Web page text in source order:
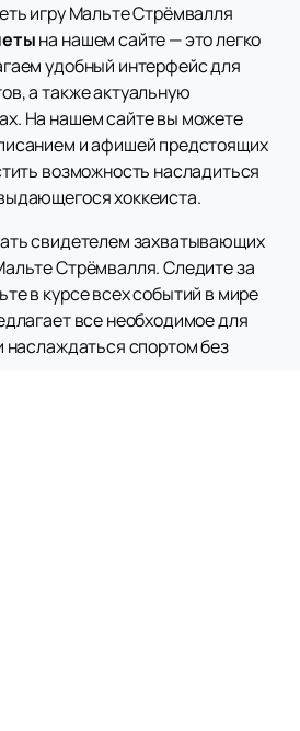
игру Мальте Стрёмвалля
на нашем сайте — это легко
удобный интерфейс для
а также актуальную
На нашем сайте вы можете
и афишей предстоящих
возможность насладиться
хоккеиста.
свидетелем захватывающих
Стрёмвалля. Следите за
в курсе всех событий в мире
все необходимое для
наслаждаться спортом без